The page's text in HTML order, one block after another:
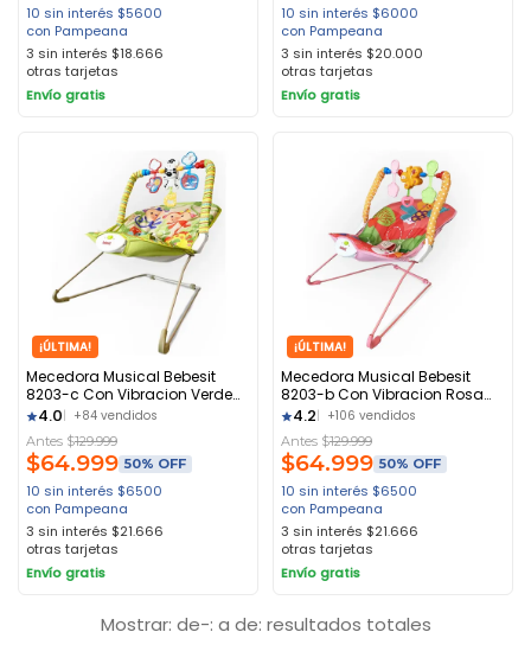
10 sin interés $5600
con Pampeana
3 sin interés $18.666
otras tarjetas
Envío gratis
10 sin interés $6000
con Pampeana
3 sin interés $20.000
otras tarjetas
Envío gratis
¡ÚLTIMA!
Mecedora Musical Bebesit
8203-c Con Vibracion Verde
Verde
4.0 +84 vendidos
Antes $129.999
$64.999 50% OFF
10 sin interés $6500
con Pampeana
3 sin interés $21.666
otras tarjetas
Envío gratis
¡ÚLTIMA!
Mecedora Musical Bebesit
8203-b Con Vibracion Rosa
Rosa
4.2 +106 vendidos
Antes $129.999
$64.999 50% OFF
10 sin interés $6500
con Pampeana
3 sin interés $21.666
otras tarjetas
Envío gratis
Mostrar: de-: a de: resultados totales